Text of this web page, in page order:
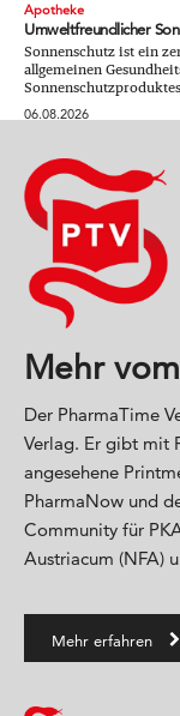
Apotheke
Umweltfreundlicher
Sonnenschutz ist ein
allgemeinen
06.08.2026
Mehr
Der PharmaTime
Verlag. Er gibt mit
angesehene
PharmaNow und
Community für
Austriacum (NFA)
Mehr erfahren